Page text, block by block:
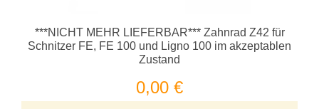
***NICHT MEHR LIEFERBAR*** Zahnrad Z42 für
Schnitzer FE, FE 100 und Ligno 100 im akzeptablen
Zustand
0,00 €